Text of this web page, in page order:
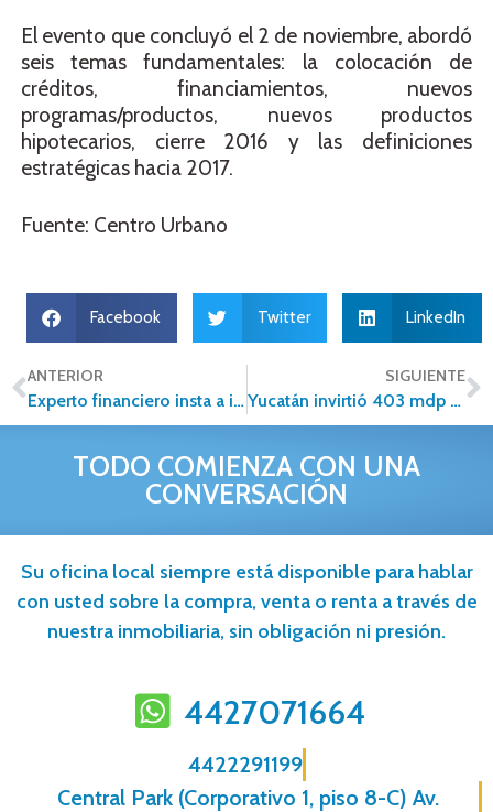
El evento que concluyó el 2 de noviembre, abordó
seis temas fundamentales: la colocación de
créditos, financiamientos, nuevos
programas/productos, nuevos productos
hipotecarios, cierre 2016 y las definiciones
estratégicas hacia 2017.
Fuente: Centro Urbano
Facebook Twitter LinkedIn
ANTERIOR
Experto financiero insta a invertir en bienes raíces
SIGUIENTE
Yucatán invirtió 403 mdp en acciones de vivienda
TODO COMIENZA CON UNA
CONVERSACIÓN
Su oficina local siempre está disponible para hablar
con usted sobre la compra, venta o renta a través de
nuestra inmobiliaria, sin obligación ni presión.
4427071664
4422291199
Central Park (Corporativo 1, piso 8-C) Av.